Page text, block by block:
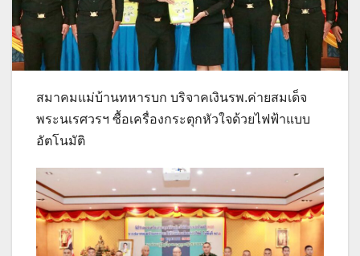
สมาคมแม่บ้านทหารบก บริจาคเงินรพ.ค่ายสมเด็จ
พระนเรศวรฯ ซื้อเครื่องกระตุกหัวใจด้วยไฟฟ้าแบบ
อัตโนมัติ